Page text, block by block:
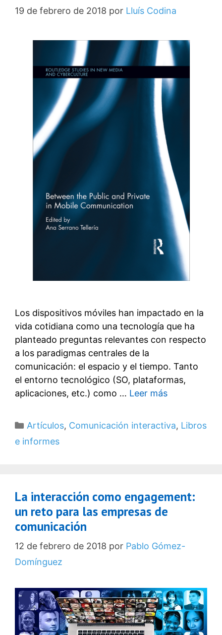
19 de febrero de 2018 por Lluís Codina
Los dispositivos móviles han impactado en la
vida cotidiana como una tecnología que ha
planteado preguntas relevantes con respecto
a los paradigmas centrales de la
comunicación: el espacio y el tiempo. Tanto
el entorno tecnológico (SO, plataformas,
aplicaciones, etc.) como … Leer más
Categorías
Artículos, Comunicación interactiva, Libros
e informes
La interacción como engagement:
un reto para las empresas de
comunicación
12 de febrero de 2018 por Pablo Gómez-
Domínguez